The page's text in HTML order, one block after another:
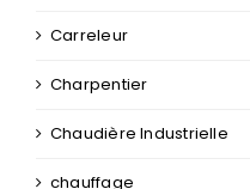
Carreleur
Charpentier
Chaudière Industrielle
chauffage